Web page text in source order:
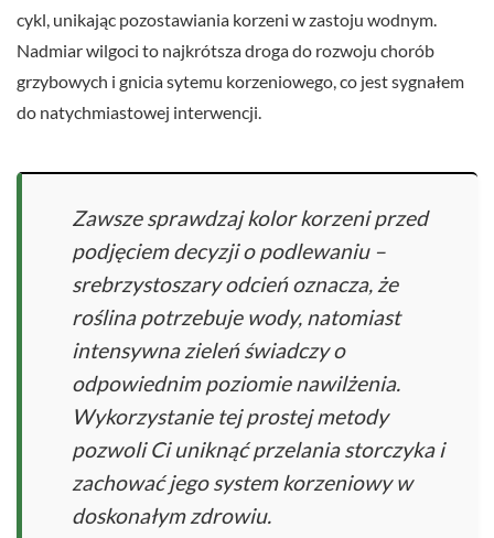
cykl, unikając pozostawiania korzeni w zastoju wodnym.
Nadmiar wilgoci to najkrótsza droga do rozwoju chorób
grzybowych i gnicia sytemu korzeniowego, co jest sygnałem
do natychmiastowej interwencji.
Zawsze sprawdzaj kolor korzeni przed
podjęciem decyzji o podlewaniu –
srebrzystoszary odcień oznacza, że
roślina potrzebuje wody, natomiast
intensywna zieleń świadczy o
odpowiednim poziomie nawilżenia.
Wykorzystanie tej prostej metody
pozwoli Ci uniknąć przelania storczyka i
zachować jego system korzeniowy w
doskonałym zdrowiu.